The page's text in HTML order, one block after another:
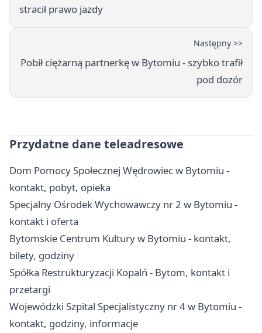
stracił prawo jazdy
Następny >>
Pobił ciężarną partnerkę w Bytomiu - szybko trafił
pod dozór
Przydatne dane teleadresowe
Dom Pomocy Społecznej Wędrowiec w Bytomiu -
kontakt, pobyt, opieka
Specjalny Ośrodek Wychowawczy nr 2 w Bytomiu -
kontakt i oferta
Bytomskie Centrum Kultury w Bytomiu - kontakt,
bilety, godziny
Spółka Restrukturyzacji Kopalń - Bytom, kontakt i
przetargi
Wojewódzki Szpital Specjalistyczny nr 4 w Bytomiu -
kontakt, godziny, informacje